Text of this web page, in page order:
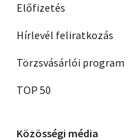
Előfizetés
Hírlevél feliratkozás
Törzsvásárlói program
TOP 50
Közösségi média